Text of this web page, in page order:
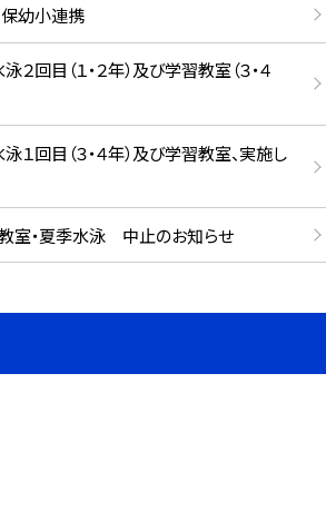
幼小連携
回目（１・２年）及び学習教室（３・４
１回目（３・４年）及び学習教室、実施し
室・夏季水泳 中止のお知らせ